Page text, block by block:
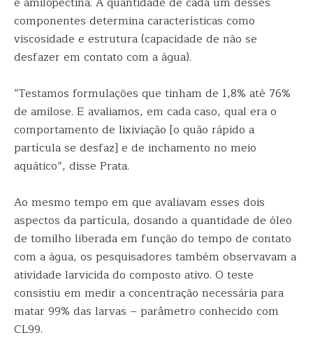
componentes determina características como
viscosidade e estrutura (capacidade de não se
desfazer em contato com a água).
“Testamos formulações que tinham de 1,8% até 76%
de amilose. E avaliamos, em cada caso, qual era o
comportamento de lixiviação [o quão rápido a
partícula se desfaz] e de inchamento no meio
aquático”, disse Prata.
Ao mesmo tempo em que avaliavam esses dois
aspectos da partícula, dosando a quantidade de óleo
de tomilho liberada em função do tempo de contato
com a água, os pesquisadores também observavam a
atividade larvicida do composto ativo. O teste
consistiu em medir a concentração necessária para
matar 99% das larvas – parâmetro conhecido com
CL99.